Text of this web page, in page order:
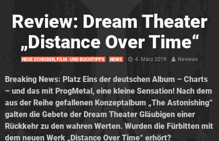
Review: Dream Theater
„Distance Over Time“
NEUE SCHEIBEN, FILM- UND BUCHTIPPS NEWS 4. März 2019 Reviews
Breaking News: Platz Eins der deutschen Album – Charts
– und das mit ProgMetal, eine kleine Sensation! Nach dem
aus der Reihe gefallenen Konzeptalbum „The Astonishing“
galten die Gebete der Dream Theater Gläubigen einer
Rückkehr zu den wahren Werten. Wurden die Fürbitten mit
dem neuen Werk „Distance Over Time“ erhört?